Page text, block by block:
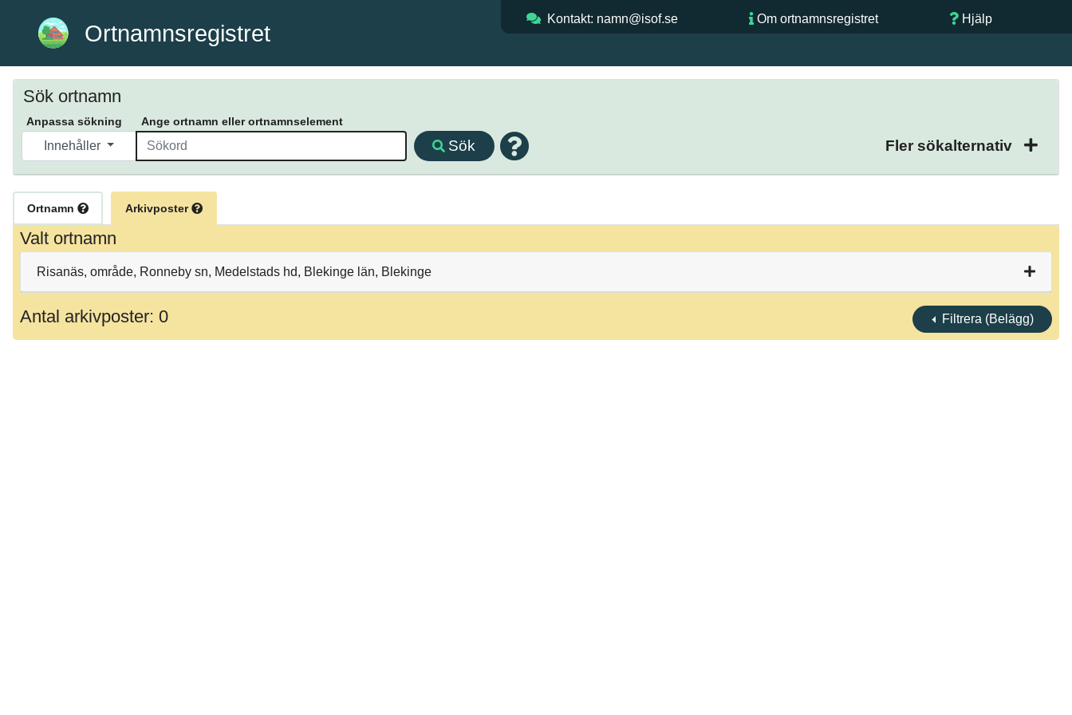
Ortnamnsregistret
Kontakt: namn@isof.se Om ortnamnsregistret Hjälp
Sök ortnamn
Anpassa sökning Ange ortnamn eller ortnamnselement
Innehåller Sök Fler sökalternativ
Ortnamn Arkivposter
Valt ortnamn
Risanäs, område, Ronneby sn, Medelstads hd, Blekinge län, Blekinge
Antal arkivposter: 0 Filtrera (Belägg)